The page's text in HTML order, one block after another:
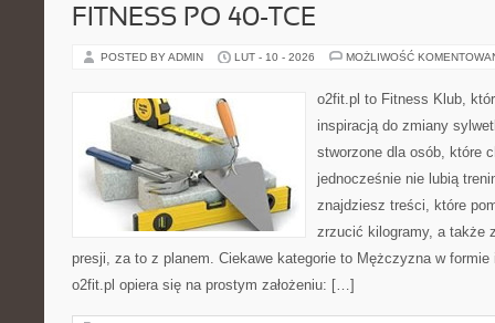
FITNESS PO 40-TCE
POSTED BY ADMIN LUT - 10 - 2026 MOŻLIWOŚĆ
o2fit.pl to Fitness Klub,
inspiracją do zmiany
stworzone dla osób, które
jednocześnie nie lubią
znajdziesz treści, które
zrzucić kilogramy, a także
presji, za to z planem. Ciekawe kategorie to Mężczyzna w
o2fit.pl opiera się na prostym założeniu: […]